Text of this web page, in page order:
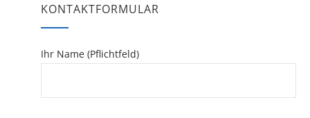
KONTAKTFORMULAR
Ihr Name (Pflichtfeld)